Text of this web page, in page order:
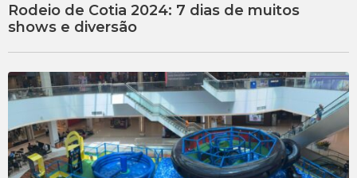
Rodeio de Cotia 2024: 7 dias de muitos
shows e diversão